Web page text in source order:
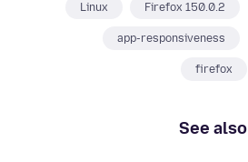
Firefox 150.0.2
Linux
app-responsiveness
firefox
See also